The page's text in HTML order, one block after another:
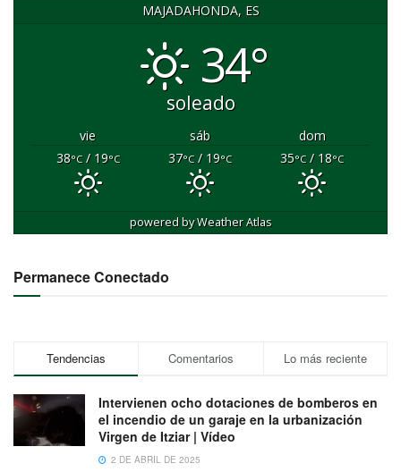
MAJADAHONDA, ES
34°
soleado
vie sáb
dom
38°C/ 19°C 37°C/ 19°C 35°C/ 18°C
powered byWeather Atlas
Permanece Conectado
Tendencias Comentarios Lo más reciente
Intervienen ocho dotaciones de bomberos en
el incendio de un garaje en la urbanización
Virgen de Itziar | Vídeo
2 DE ABRIL DE 2025